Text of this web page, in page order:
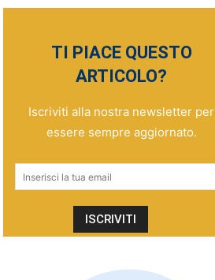
TI PIACE QUESTO
ARTICOLO?
Iscriviti alla nostra newsletter per
essere sempre aggiornato.